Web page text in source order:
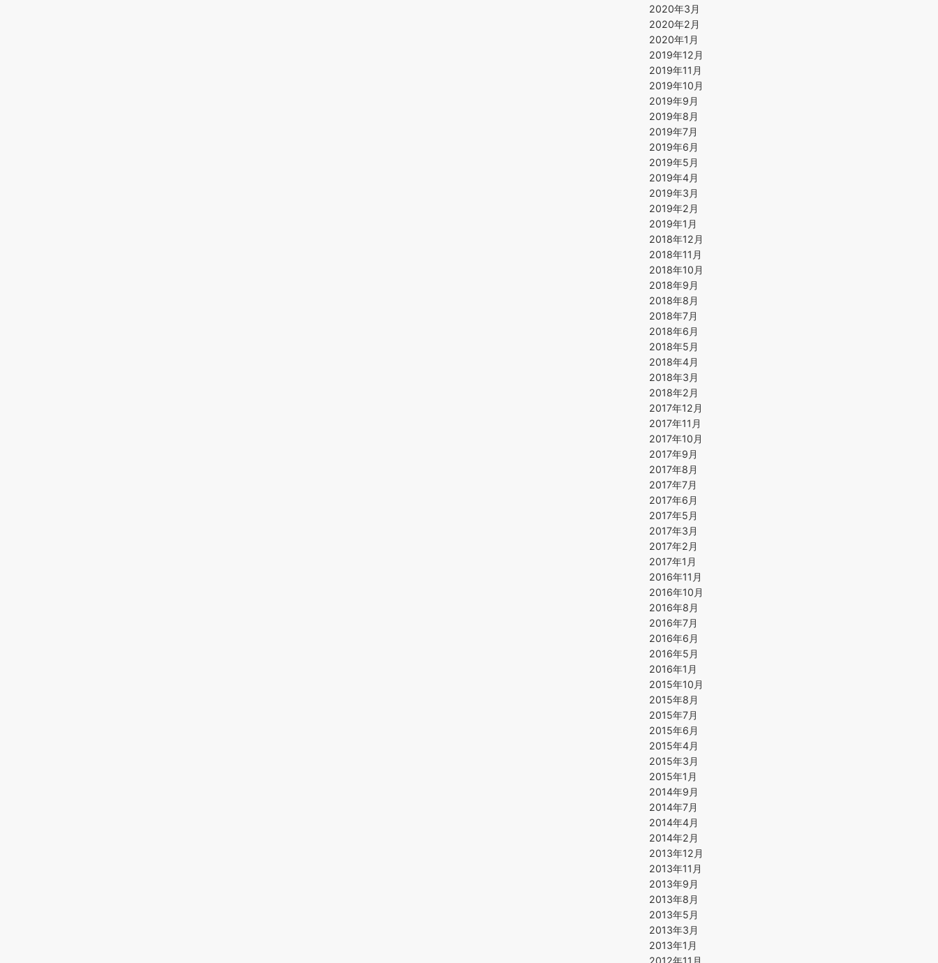
2020年3月
2020年2月
2020年1月
2019年12月
2019年11月
2019年10月
2019年9月
2019年8月
2019年7月
2019年6月
2019年5月
2019年4月
2019年3月
2019年2月
2019年1月
2018年12月
2018年11月
2018年10月
2018年9月
2018年8月
2018年7月
2018年6月
2018年5月
2018年4月
2018年3月
2018年2月
2017年12月
2017年11月
2017年10月
2017年9月
2017年8月
2017年7月
2017年6月
2017年5月
2017年3月
2017年2月
2017年1月
2016年11月
2016年10月
2016年8月
2016年7月
2016年6月
2016年5月
2016年1月
2015年10月
2015年8月
2015年7月
2015年6月
2015年4月
2015年3月
2015年1月
2014年9月
2014年7月
2014年4月
2014年2月
2013年12月
2013年11月
2013年9月
2013年8月
2013年5月
2013年3月
2013年1月
2012年11月